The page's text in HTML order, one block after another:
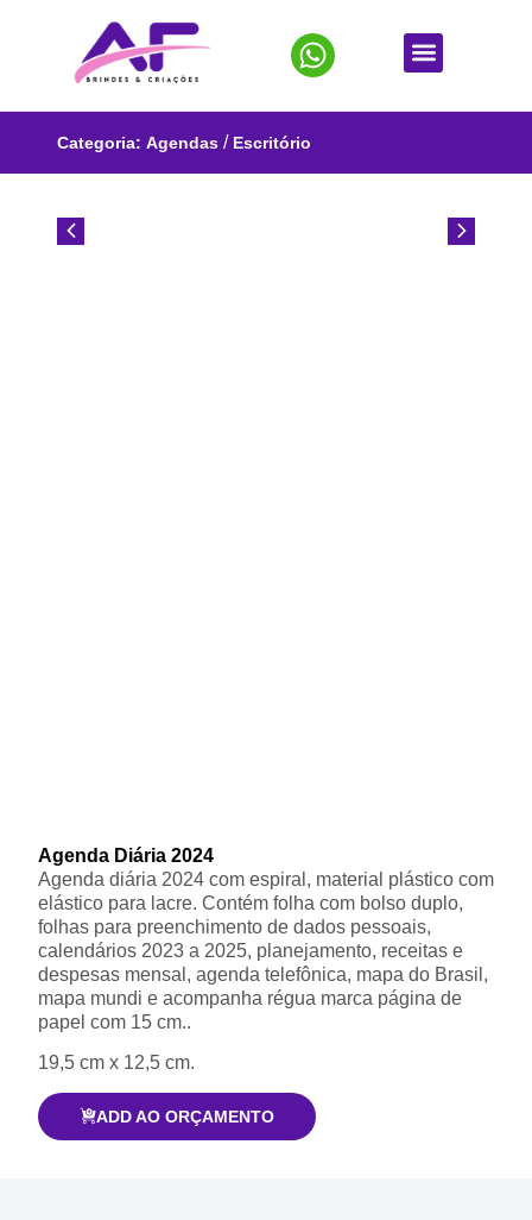
Categoria: Agendas / Escritório
Agenda Diária 2024
Agenda diária 2024 com espiral, material plástico com
elástico para lacre. Contém folha com bolso duplo,
folhas para preenchimento de dados pessoais,
calendários 2023 a 2025, planejamento, receitas e
despesas mensal, agenda telefônica, mapa do Brasil,
mapa mundi e acompanha régua marca página de
papel com 15 cm..
19,5 cm x 12,5 cm.
ADD AO ORÇAMENTO